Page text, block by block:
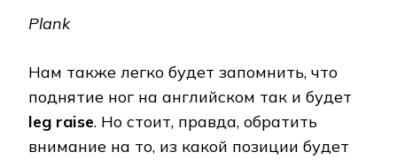
Plank
Нам также легко будет запомнить, что
поднятие ног на английском так и будет
leg raise. Но стоит, правда, обратить
внимание на то, из какой позиции будет